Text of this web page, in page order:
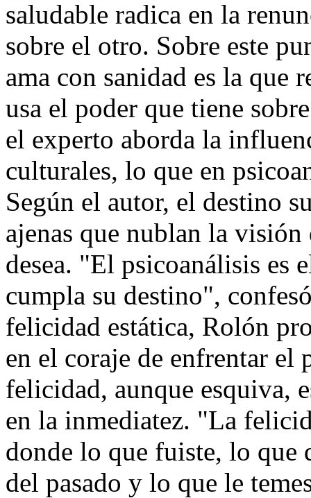
saludable radica en la
sobre el otro. Sobre este
ama con sanidad es la que
usa el poder que tiene
el experto aborda la
culturales, lo que en
Según el autor, el destino
ajenas que nublan la
desea. "El psicoanálisis es
cumpla su destino",
felicidad estática, Rolón
en el coraje de enfrentar el
felicidad, aunque esquiva,
en la inmediatez. "La
donde lo que fuiste, lo que
del pasado y lo que le